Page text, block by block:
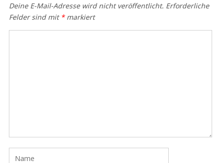
Deine E-Mail-Adresse wird nicht veröffentlicht. Erforderliche
Felder sind mit *markiert